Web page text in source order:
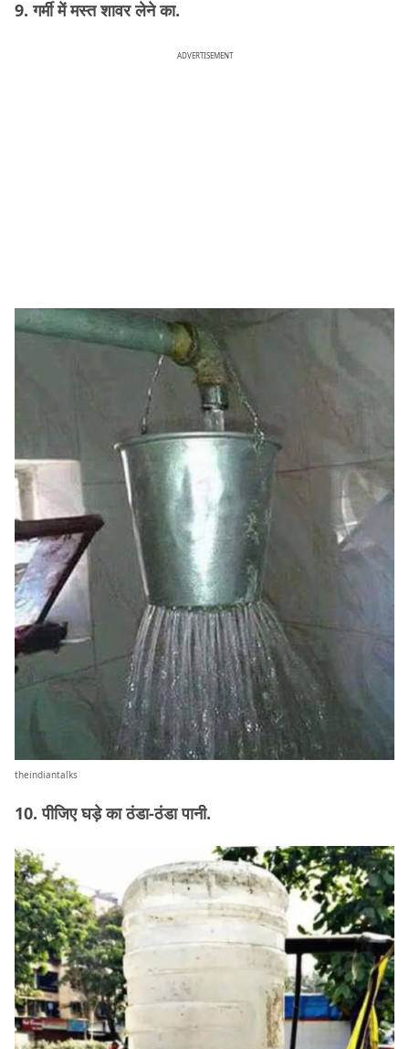
9. गर्मी में मस्त शावर लेने का.
ADVERTISEMENT
theindiantalks
10. पीजिए घड़े का ठंडा-ठंडा पानी.